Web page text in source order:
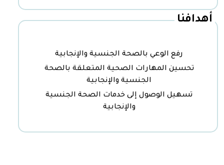
أهدافنا
رفع الوعي بالصحة الجنسية والإنجابية
تحسين المهارات الصحية المتعلقة بالصحة
الجنسية والإنجابية
تسهيل الوصول إلى خدمات الصحة الجنسية
والإنجابية